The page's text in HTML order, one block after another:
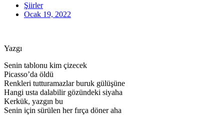
Şiirler
Ocak 19, 2022
Yazgı
Senin tablonu kim çizecek
Picasso’da öldü
Renkleri tutturamazlar buruk gülüşüne
Hangi usta dalabilir gözündeki siyaha
Kerkük, yazgın bu
Senin için sürülen her fırça döner aha